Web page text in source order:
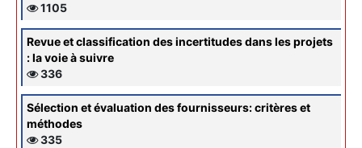
1105
Revue et classification des incertitudes dans les projets
: la voie à suivre
336
Sélection et évaluation des fournisseurs: critères et
méthodes
335